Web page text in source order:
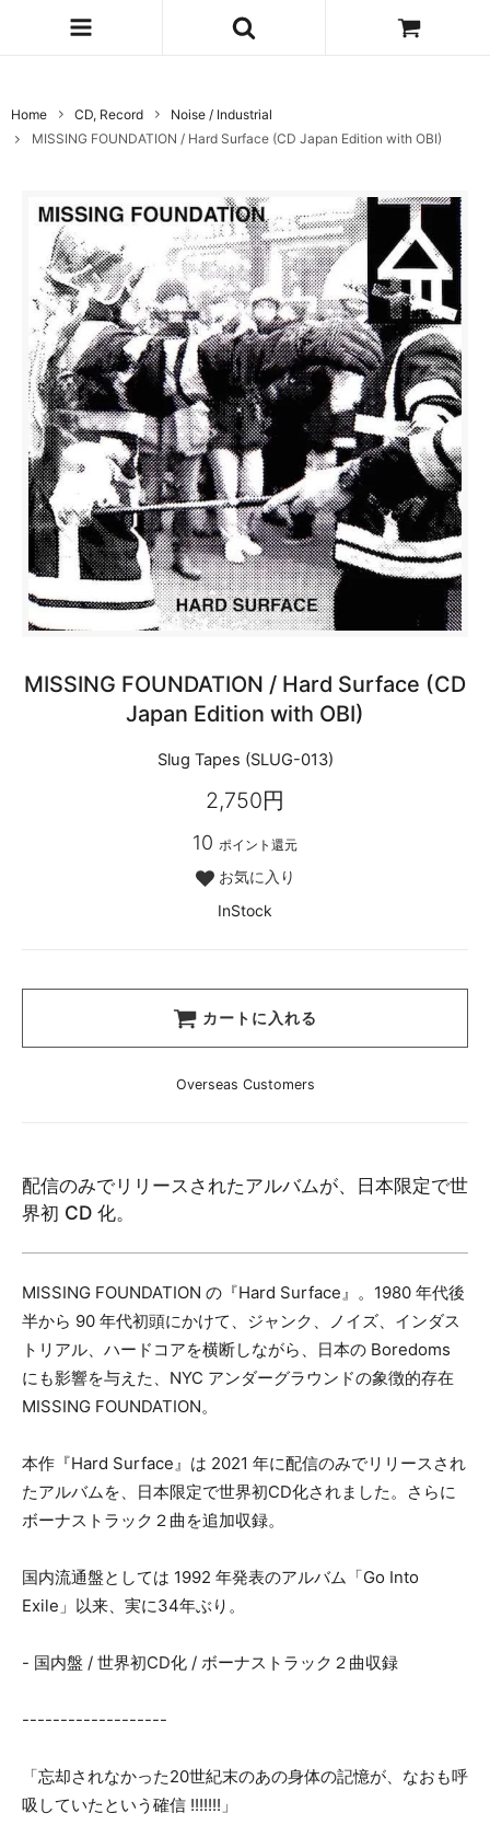
Home CD, Record
Noise / Industrial
MISSING FOUNDATION / Hard Surface (CD Japan Edition with OBI)
MISSING FOUNDATION / Hard Surface (CD
Japan Edition with OBI)
Slug Tapes (SLUG-013)
2,750円
10 ポイント還元
お気に入り
InStock
カートに入れる
Overseas Customers
配信のみでリリースされたアルバムが、日本限定で世
界初 CD 化。
MISSING FOUNDATION の『Hard Surface』。1980 年代後
半から 90 年代初頭にかけて、ジャンク、ノイズ、インダス
トリアル、ハードコアを横断しながら、日本の Boredoms
にも影響を与えた、NYC アンダーグラウンドの象徴的存在
MISSING FOUNDATION。
本作『Hard Surface』は 2021 年に配信のみでリリースされ
たアルバムを、日本限定で世界初CD化されました。さらに
ボーナストラック２曲を追加収録。
国内流通盤としては 1992 年発表のアルバム「Go Into
Exile」以来、実に34年ぶり。
- 国内盤 / 世界初CD化 / ボーナストラック２曲収録
-------------------
「忘却されなかった20世紀末のあの身体の記憶が、なおも呼
吸していたという確信 !!!!!!!」